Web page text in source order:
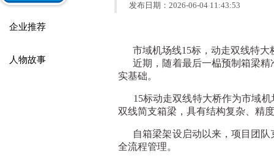
企业推荐
人物故事
发布日期：2026-06-04 11:43:53
市域机场线15标， 动走双线特大
近期，随着最后一榀预制箱梁精
实基础。
15标动走双线特大桥作为市域机
双线简支箱梁，具有结构复杂、精
自箱梁架设启动以来，项目团队
全流程管理。